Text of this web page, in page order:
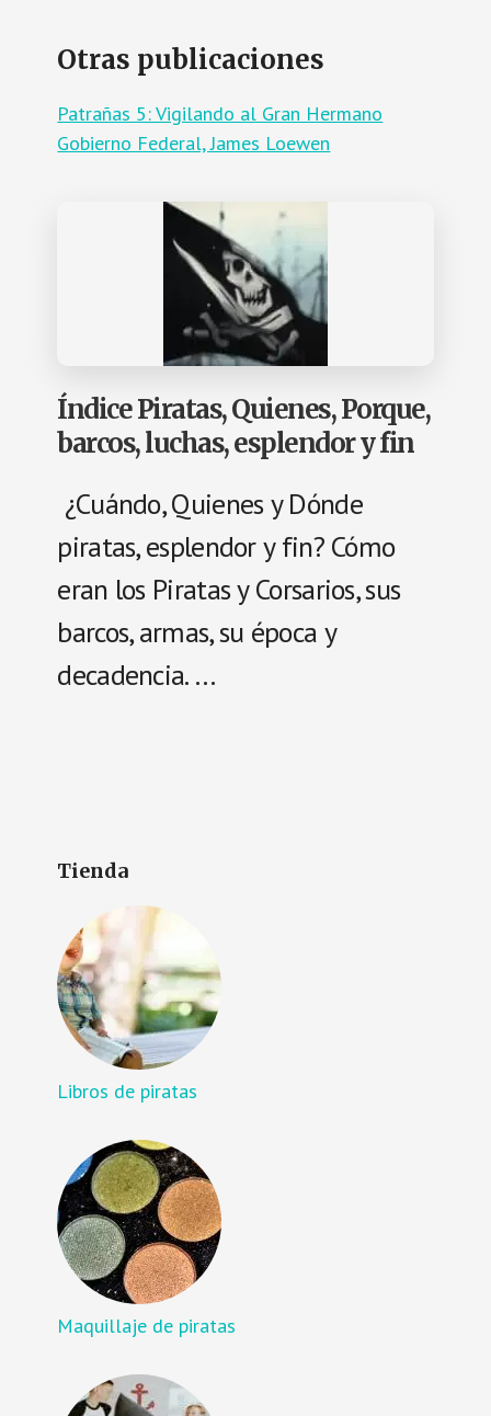
Otras publicaciones
Patrañas 5: Vigilando al Gran Hermano
Gobierno Federal, James Loewen
Índice Piratas, Quienes, Porque,
barcos, luchas, esplendor y fin
¿Cuándo, Quienes y Dónde
piratas, esplendor y fin? Cómo
eran los Piratas y Corsarios, sus
barcos, armas, su época y
decadencia. …
Tienda
Libros de piratas
Maquillaje de piratas